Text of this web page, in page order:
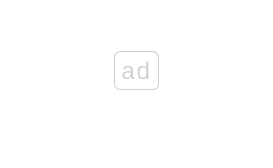
ad